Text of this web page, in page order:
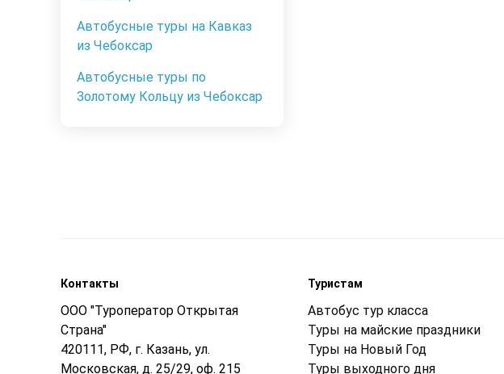
Автобусные туры на Кавказ
из Чебоксар
Автобусные туры по
Золотому Кольцу из Чебоксар
Контакты
ООО "Туроператор Открытая
Страна"
420111, РФ, г. Казань, ул.
Московская, д. 25/29, оф. 215
Туристам
Автобус тур класса
Туры на майские праздники
Туры на Новый Год
Туры выходного дня